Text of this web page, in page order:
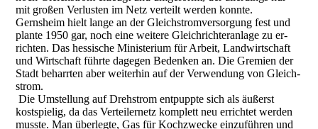
mit großen Verlusten im Netz verteilt werden konnte.
Gernsheim hielt lange an der Gleichstromversorgung fest und
plante 1950 gar, noch eine weitere Gleichrichteranlage zu er-
richten. Das hessische Ministerium für Arbeit, Landwirtschaft
und Wirtschaft führte dagegen Bedenken an. Die Gremien der
Stadt beharrten aber weiterhin auf der Verwendung von Gleich-
strom.
Die Umstellung auf Drehstrom entpuppte sich als äußerst
kostspielig, da das Verteilernetz komplett neu errichtet werden
musste. Man überlegte, Gas für Kochzwecke einzuführen und